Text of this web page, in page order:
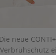
neue